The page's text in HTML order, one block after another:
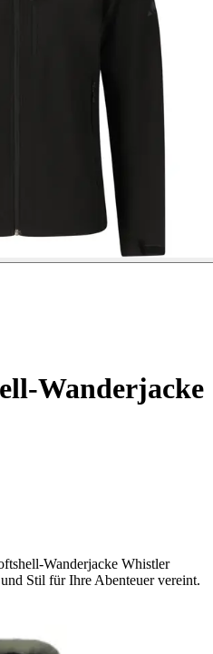
Wanderjacke
Wanderjacke Whistler
Stil für Ihre Abenteuer vereint.